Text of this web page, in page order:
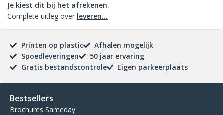
Je kiest dit bij het afrekenen.
Complete uitleg over leveren...
Printen op plastic
Afhalen mogelijk
Spoedleveringen
50 jaar ervaring
Gratis bestandscontrole
Eigen parkeerplaats
Bestsellers
Brochures Sameday